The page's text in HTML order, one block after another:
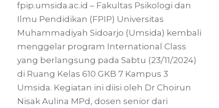
fpip.umsida.ac.id – Fakultas Psikologi dan
Ilmu Pendidikan (FPIP) Universitas
Muhammadiyah Sidoarjo (Umsida) kembali
menggelar program International Class
yang berlangsung pada Sabtu (23/11/2024)
di Ruang Kelas 610 GKB 7 Kampus 3
Umsida. Kegiatan ini diisi oleh Dr Choirun
Nisak Aulina MPd, dosen senior dari